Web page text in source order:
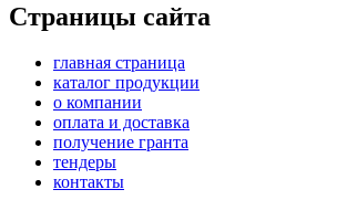
Страницы сайта
главная страница
каталог продукции
о компании
оплата и доставка
получение гранта
тендеры
контакты